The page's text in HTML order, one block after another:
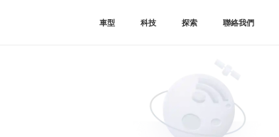
車型 科技 探索 聯絡我們